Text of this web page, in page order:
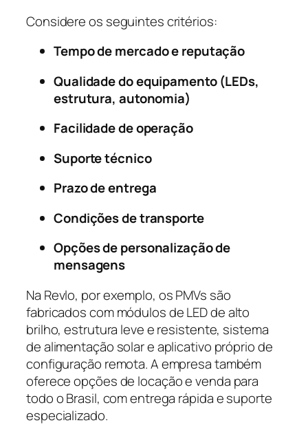
Considere os seguintes critérios:
Tempo de mercado e reputação
Qualidade do equipamento (LEDs,
estrutura, autonomia)
Facilidade de operação
Suporte técnico
Prazo de entrega
Condições de transporte
Opções de personalização de
mensagens
Na Revlo, por exemplo, os PMVs são
fabricados com módulos de LED de alto
brilho, estrutura leve e resistente, sistema
de alimentação solar e aplicativo próprio de
configuração remota. A empresa também
oferece opções de locação e venda para
todo o Brasil, com entrega rápida e suporte
especializado.